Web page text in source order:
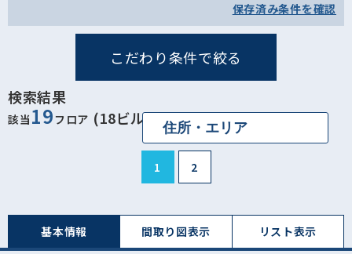
保存済み条件を確認
こだわり条件で絞る
検索結果
該当 19 フロア (18ビル)
1 2
基本情報 間取り図表⽰ リスト表⽰